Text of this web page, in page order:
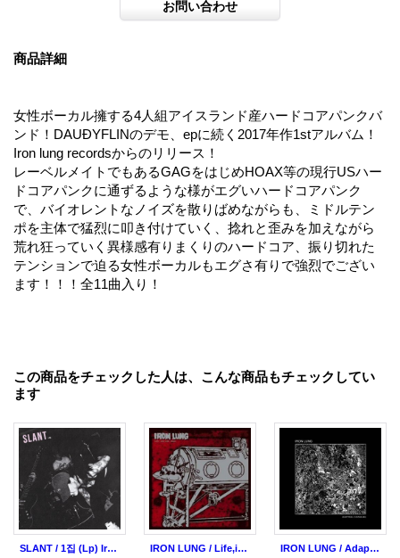
商品詳細
女性ボーカル擁する4人組アイスランド産ハードコアパンクバ
ンド！DAUÐYFLINのデモ、epに続く2017年作1stアルバム！
Iron lung recordsからのリリース！
レーベルメイトでもあるGAGをはじめHOAX等の現行USハー
ドコアパンクに通ずるような様がエグいハードコアパンク
で、バイオレントなノイズを散りばめながらも、ミドルテン
ポを主体で猛烈に叩き付けていく、捻れと歪みを加えながら
荒れ狂っていく異様感有りまくりのハードコア、振り切れた
テンションで迫る女性ボーカルもエグさ有りで強烈でござい
ます！！！全11曲入り！
この商品をチェックした人は、こんな商品もチェックしてい
ます
SLANT / 1집 (Lp) Iron lung IRON LUNG / Life,iron lung,death (Lp) Iron lung IRON LUNG / Adapting // crawling (cd)(Lp)(tape) Iron lung